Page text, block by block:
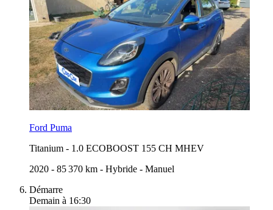
Ford Puma
Titanium - 1.0 ECOBOOST 155 CH MHEV
2020 - 85 370 km - Hybride - Manuel
Démarre
Demain à 16:30